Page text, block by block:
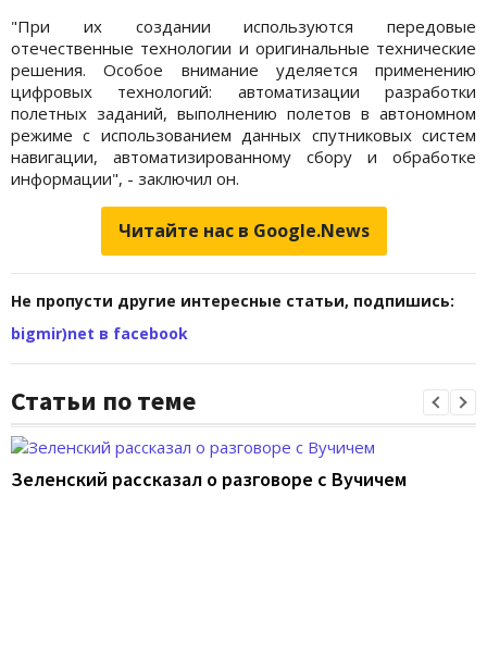
"При их создании используются передовые
отечественные технологии и оригинальные технические
решения. Особое внимание уделяется применению
цифровых технологий: автоматизации разработки
полетных заданий, выполнению полетов в автономном
режиме с использованием данных спутниковых систем
навигации, автоматизированному сбору и обработке
информации", - заключил он.
Читайте нас в Google.News
Не пропусти другие интересные статьи, подпишись:
bigmir)net в facebook
Статьи по теме
Зеленский рассказал о разговоре с Вучичем